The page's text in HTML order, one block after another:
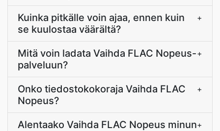
Kuinka pitkälle voin ajaa, ennen kuin
se kuulostaa väärältä?
+
Mitä voin ladata Vaihda FLAC Nopeus-
palveluun?
+
Onko tiedostokokoraja Vaihda FLAC
Nopeus?
+
Alentaako Vaihda FLAC Nopeus minun+